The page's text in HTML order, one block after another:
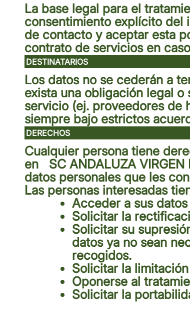
La base legal para el
consentimiento explícito del
de contacto y aceptar esta
contrato de servicios en
DESTINATARIOS
Los datos no se cederán a
exista una obligación legal
servicio (ej. proveedores de
siempre bajo estrictos
DERECHOS
Cualquier persona tiene
en
SC ANDALUZA VIRGEN
datos personales que les
Las personas interesadas
Acceder a sus
Solicitar la
Solicitar su
datos ya no sean
recogidos.
Solicitar la
Oponerse al
Solicitar la